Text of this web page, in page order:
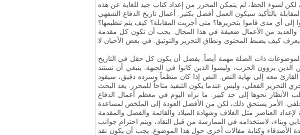
لكن لسوء الحظ، لم يتمكن المحرر من إعداد كتاب جيد للغاية عن هذه
بالتأكيد سيكون العمل أفضل بكثير. أعمال تاريخ الدفاع الشفهي
أي مدى قاموا بتحريرها؟ متى أجريت المقابلة؟ كيف يتم تنظيمها؟
والعديد من الأعمال ضعيفة في هذا المجال. يجب أن تكون كل مقدمة
كيف يضبط المحتوى ونطاق التحرير والتوثيق
في بعض الأحيان لا
ذات الصلة مهمة أيضاً
يفضل أن يكون كل حقل في التاريخ
يروون الحرب، وليسوا الذين كانوا في الجبهة. ينبغي أن تستند
معه إلى نهاية النص
النص إذا كان منظماً وسرده دقيق، سيقود
التحرير الفعلي، وليس عندما يكون التنفيذ متاحاً للمحرر
يعد البحث
الأنظار نحوها إلى حد كبير
ما نراه اليوم في معظم أعمال الدفاع
الأمر يستحق ذلك، لكن من الأفضل العودة إلى الملخص لمساعدة
لإعداد العناصر مثل الغلاف وشهادة الميلاد والقائمة والفصل والمقدمة
وبناء، لاستخدامه في الممارسة من قبل النقاد، ويتم احترام جوانب
الأصدقاء وكتابة مقالات أخرى حول هذا الموضوع
يجب أن يكون نقد